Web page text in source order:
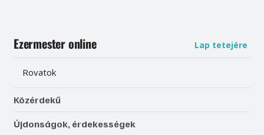
Ezermester online Lap tetejére
Rovatok
Közérdekű
Újdonságok, érdekességek